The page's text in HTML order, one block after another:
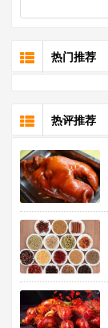
热门推荐
热评推荐